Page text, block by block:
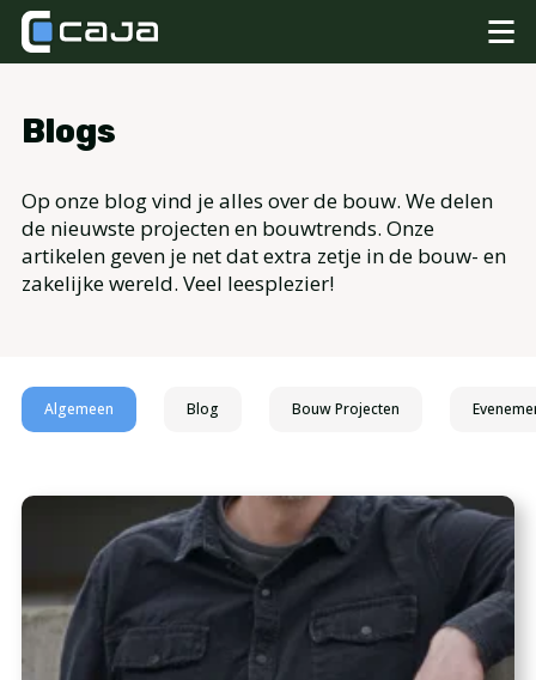
Blogs
Op onze blog vind je alles over de bouw. We delen
de nieuwste projecten en bouwtrends. Onze
artikelen geven je net dat extra zetje in de bouw- en
zakelijke wereld. Veel leesplezier!
Algemeen Blog Bouw Projecten